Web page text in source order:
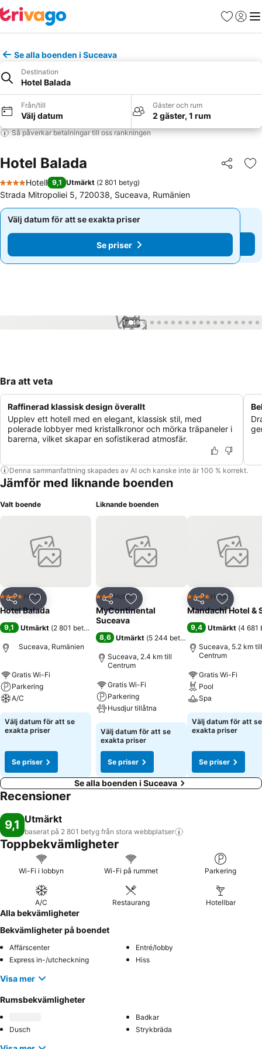
Favoriter
Logga
Se alla boenden i Suceava
Destination
Hotel Balada
Från/till
Välj datum
Gäster och rum
2 gäster, 1 rum
Så påverkar betalningar till oss rankningen
Hotel Balada Dela
4 Stjärnor
Hotell 9,1 Utmärkt (2 801 betyg)
Strada Mitropoliei 5, 720038, Suceava, Rumänien
Välj datum för att se exakta priser
Se priser
Välj datum för att se exakta priser
Se priser
1 / 41
Bra att veta
Raffinerad klassisk design överallt
Upplev ett hotell med en elegant, klassisk stil, med
polerade lobbyer med kristallkronor och mörka träpaneler i
barerna, vilket skapar en sofistikerad atmosfär.
Denna sammanfattning skapades av AI och kanske inte är 100 % korrekt.
Jämför med liknande boenden
Valt boende
Dela Lägg till i Mina Favoriter
4 StjärnorHotell
Hotel Balada
9,1 Utmärkt (2 801 betyg
Suceava, Rumänien
Gratis Wi-Fi
Parkering
A/C
Välj datum för att se
exakta priser
Se priser
Liknande boenden
Dela Lägg till i Mina Favoriter
3 Stjärnor
Hotell
MyContinental
Suceava
8,6 Utmärkt (5 244 betyg
Suceava, 2.4 km till
Centrum
Gratis Wi-Fi
Parkering
Husdjur tillåtna
Välj datum för att se
exakta priser
Se priser
Dela Lägg till
4 StjärnorHotell
Mandachi Hotel &
9,4 Utmärkt (4 681
Suceava, 5.2 km till
Centrum
Gratis Wi-Fi
Pool
Spa
Välj datum för att se
exakta priser
Se priser
Se alla boenden i Suceava
Recensioner
9,1 Utmärkt
baserat på 2 801 betyg från stora webbplatser
Toppbekvämligheter
Wi-Fi i lobbyn Wi-Fi på rummet Parkering
A/C Restaurang Hotellbar
Alla bekvämligheter
Bekvämligheter på boendet
Affärscenter
Entré/lobby
Express in-/utcheckning
Hiss
Visa mer
Rumsbekvämligheter
Badkar
Dusch
Strykbräda